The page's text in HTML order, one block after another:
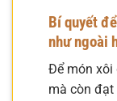
Bí quyết
như ngoài
Để món xôi
mà còn đạt